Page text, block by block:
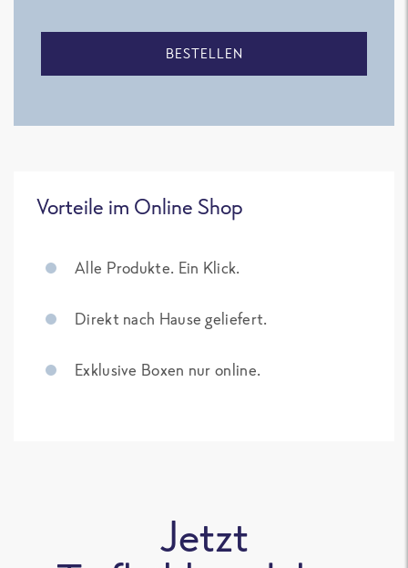
BESTELLEN
Vorteile im Online Shop
Alle Produkte. Ein Klick.
Direkt nach Hause geliefert.
Exklusive Boxen nur online.
Jetzt